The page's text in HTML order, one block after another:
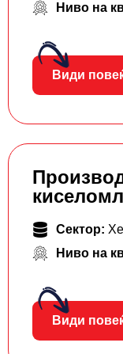
Ниво на
Види
Сектор:
Ниво на
Види